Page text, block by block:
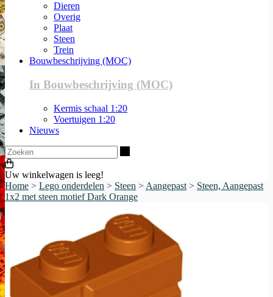
Dieren
Overig
Plaat
Steen
Trein
Bouwbeschrijving (MOC)
In Bouwbeschrijving (MOC)
Kermis schaal 1:20
Voertuigen 1:20
Nieuws
Uw winkelwagen is leeg!
Home > Lego onderdelen > Steen > Aangepast > Steen, Aangepast
1x2 met steen motief Dark Orange